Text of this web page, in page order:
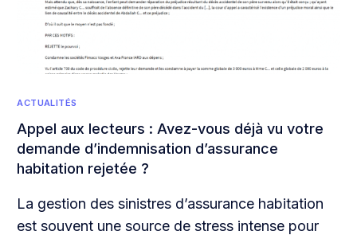
ACTUALITÉS
Appel aux lecteurs : Avez-vous déjà vu votre
demande d’indemnisation d’assurance
habitation rejetée ?
La gestion des sinistres d’assurance habitation
est souvent une source de stress intense pour